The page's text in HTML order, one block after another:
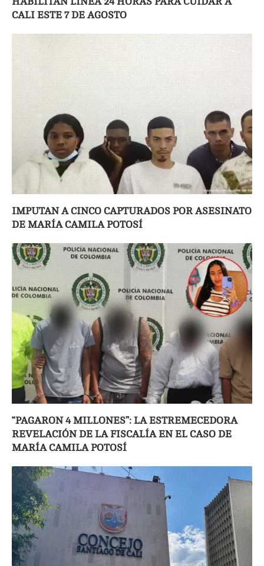
CALI ESTE 7 DE AGOSTO
IMPUTAN A CINCO CAPTURADOS POR ASESINATO
DE MARÍA CAMILA POTOSÍ
“PAGARON 4 MILLONES”: LA ESTREMECEDORA
REVELACIÓN DE LA FISCALÍA EN EL CASO DE
MARÍA CAMILA POTOSÍ